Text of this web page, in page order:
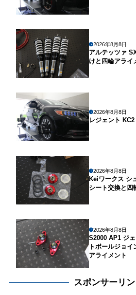
2026年8月8日
アルテッツァ
けと四輪アライ
2026年8月8日
レジェント
2026年8月8日
Keiワークス シ
シート交換と四
2026年8月8日
S2000 AP1 ジ
トボールジョイ
アライメント
スポンサーリン